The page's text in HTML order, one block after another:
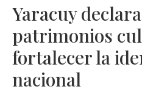
Yaracuy
patrimonios
fortalecer la
nacional